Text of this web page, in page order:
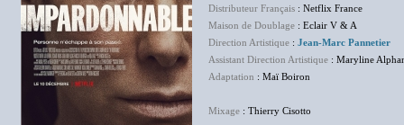
Distributeur Français : Netflix France
Maison de Doublage : Eclair V & A
Direction Artistique : Jean-Marc Pannetier
Assistant Direction Artistique : Maryline
Adaptation : Maï Boiron
Mixage : Thierry Cisotto